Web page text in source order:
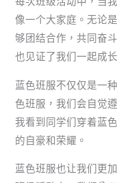
像一个大家庭。无论
够团结合作，共同奋
也见证了我们一起成
蓝色班服不仅仅是一
色班服，我们会自觉
我看到同学们穿着蓝
的自豪和荣耀。
蓝色班服也让我们更